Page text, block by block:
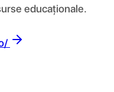
educaționale.